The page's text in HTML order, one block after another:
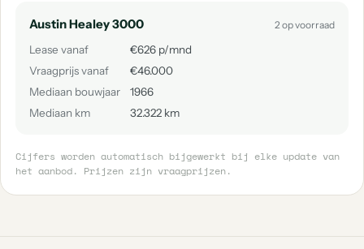
Austin Healey 3000 2 op voorraad
Lease vanaf
€626 p/mnd
Vraagprijs vanaf
€46.000
Mediaan bouwjaar
1966
Mediaan km
32.322 km
Cijfers worden automatisch bijgewerkt bij elke update van
het aanbod. Prijzen zijn vraagprijzen.